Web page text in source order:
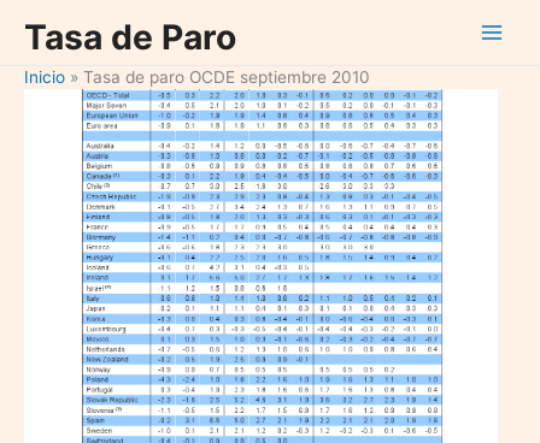
contenido
Tasa de Paro
Inicio Tasa de paro OCDE septiembre 2010